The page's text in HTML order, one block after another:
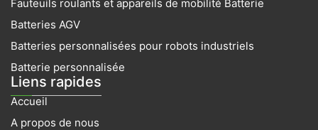
o
k
r
a
m
e
i
t
r
Fauteuils roulants et appareils de mobilité Batterie
Batteries AGV
Batteries personnalisées pour robots industriels
Batterie personnalisée
Liens rapides
Accueil
A propos de nous